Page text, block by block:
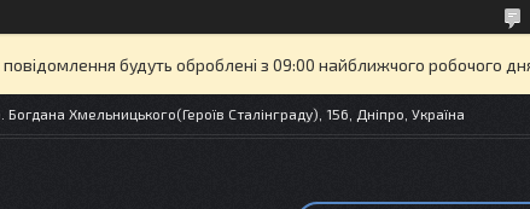
будуть оброблені з 09:00 найближчого робочого
Богдана Хмельницького(Героїв Сталінграду), 156, Дніпро, Україна